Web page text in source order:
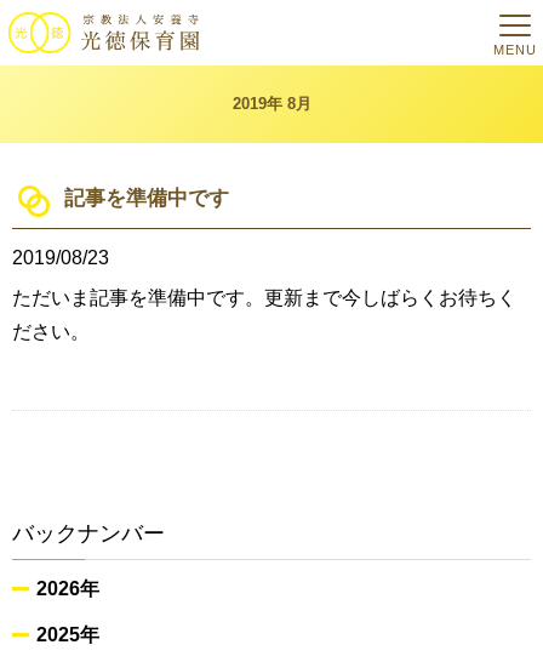
MENU
2019年 8月
記事を準備中です
2019/08/23
ただいま記事を準備中です。更新まで今しばらくお待ちく
ださい。
バックナンバー
2026年
2025年